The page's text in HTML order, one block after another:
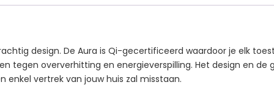
design. De Aura is Qi-gecertificeerd waardoor je elk
tegen oververhitting en energieverspilling. Het design en de
enkel vertrek van jouw huis zal misstaan.